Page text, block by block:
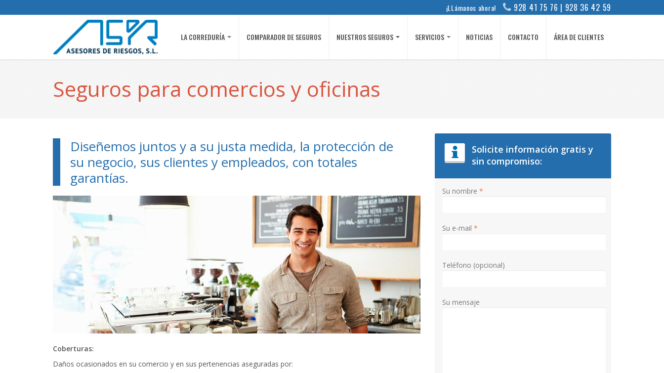
¡LLámanos ahora! 928 41 75 76 | 928 36 42 59
LA CORREDURÍA COMPARADOR DE SEGUROS NUESTROS SEGUROS SERVICIOS NOTICIAS CONTACTO ÁREA DE CLIENTES
Seguros para comercios y oficinas
Diseñemos juntos y a su justa medida, la protección de
su negocio, sus clientes y empleados, con totales
garantías.
Coberturas:
Daños ocasionados en su comercio y en sus pertenencias aseguradas por:
Solicite información gratis y
sin compromiso:
Su nombre *
Su e-mail *
Teléfono (opcional)
Su mensaje